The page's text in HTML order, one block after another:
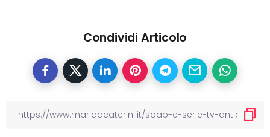
Condividi Articolo